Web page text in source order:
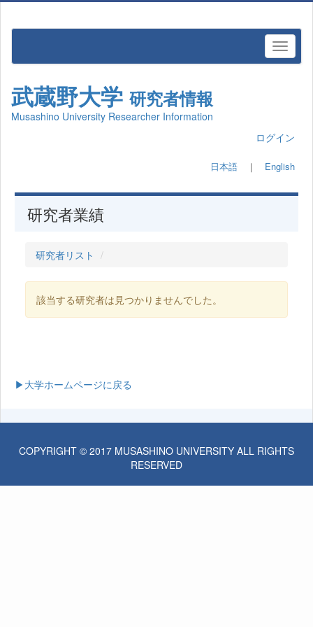
武蔵野大学 研究者情報
Musashino University Researcher Information
ログイン
日本語 ｜ English
研究者業績
研究者リスト
該当する研究者は見つかりませんでした。
▶大学ホームページに戻る
COPYRIGHT © 2017 MUSASHINO UNIVERSITY ALL RIGHTS
RESERVED